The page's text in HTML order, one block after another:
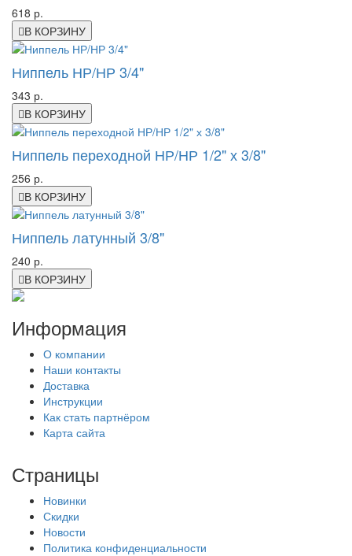
618 р.
В КОРЗИНУ
Ниппель НР/НР 3/4"
343 р.
В КОРЗИНУ
Ниппель переходной НР/НР 1/2" х 3/8"
256 р.
В КОРЗИНУ
Ниппель латунный 3/8"
240 р.
В КОРЗИНУ
Информация
О компании
Наши контакты
Доставка
Инструкции
Как стать партнёром
Карта сайта
Страницы
Новинки
Скидки
Новости
Политика конфиденциальности